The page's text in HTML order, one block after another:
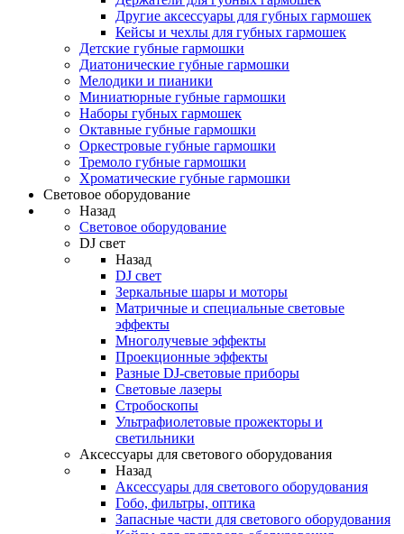
Другие аксессуары для губных гармошек
Кейсы и чехлы для губных гармошек
Детские губные гармошки
Диатонические губные гармошки
Мелодики и пианики
Миниатюрные губные гармошки
Наборы губных гармошек
Октавные губные гармошки
Оркестровые губные гармошки
Тремоло губные гармошки
Хроматические губные гармошки
Световое оборудование
Назад
Световое оборудование
DJ свет
Назад
DJ свет
Зеркальные шары и моторы
Матричные и специальные световые
эффекты
Многолучевые эффекты
Проекционные эффекты
Разные DJ-световые приборы
Световые лазеры
Стробоскопы
Ультрафиолетовые прожекторы и
светильники
Аксессуары для светового оборудования
Назад
Аксессуары для светового оборудования
Гобо, фильтры, оптика
Запасные части для светового оборудования